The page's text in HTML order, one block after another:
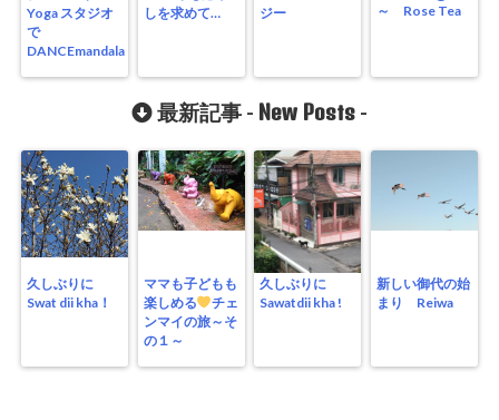
Yoga スタジオ
で
DANCEmandala
しを求めて…
ジー
～ Rose Tea
最新記事 - New Posts -
久しぶりに
Swat dii kha！
ママも子どもも
楽しめる
チェ
ンマイの旅～そ
の１～
久しぶりに
Sawatdii kha !
新しい御代の始
まり Reiwa